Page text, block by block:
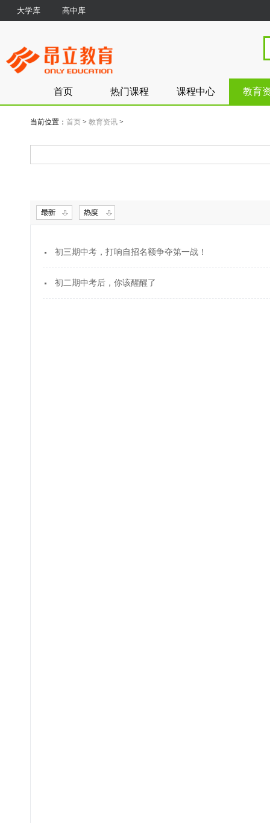
大学库 高中库
首页 热门课程 课程中心 教育
当前位置： 首页 > 教育资讯 >
初三期中考，打响自招名额争夺第一战！
初二期中考后，你该醒醒了